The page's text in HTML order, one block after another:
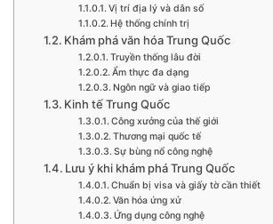
Vị trí địa lý và dân số
Hệ thống chính trị
Khám phá văn hóa Trung Quốc
Truyền thống lâu đời
Ẩm thực đa dạng
Ngôn ngữ và giao tiếp
Kinh tế Trung Quốc
Công xưởng của thế giới
Thương mại quốc tế
Sự bùng nổ công nghệ
Lưu ý khi khám phá Trung Quốc
Chuẩn bị visa và giấy tờ cần thiết
Văn hóa ứng xử
Ứng dụng công nghệ